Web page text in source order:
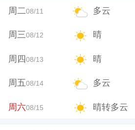
周二08/11 多云
周三08/12 晴
周四08/13 晴
周五08/14 多云
周六08/15 晴转多云